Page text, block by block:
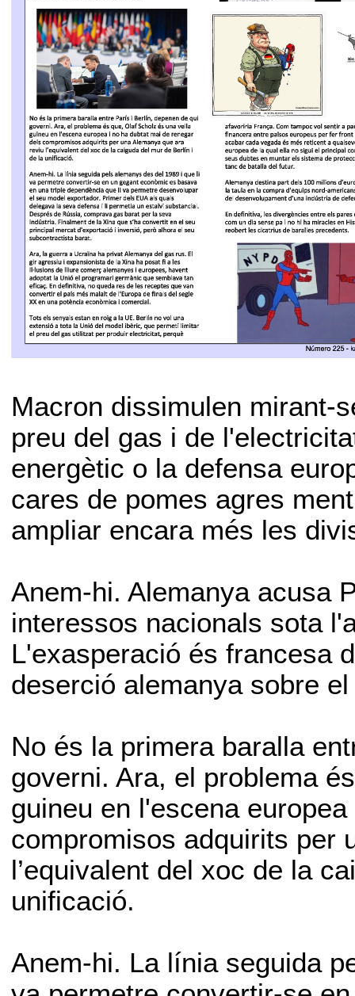
Macron dissimulen mirant-
preu del gas i de
energètic o la defensa
cares de pomes agres
ampliar encara més les
Anem-hi. Alemanya acusa
interessos nacionals sota
L'exasperació és francesa
deserció alemanya sobre
No és la primera baralla
governi. Ara, el problema
guineu en l'escena
compromisos adquirits per
l’equivalent del xoc de la
unificació.
Anem-hi. La línia seguida